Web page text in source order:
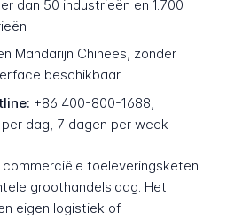
dan 50 industrieën en 1.700
Mandarijn Chinees, zonder
beschikbaar
+86 400-800-1688,
dag, 7 dagen per week
commerciële toeleveringsketen
groothandelslaag. Het
eigen logistiek of